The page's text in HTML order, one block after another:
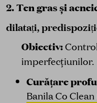
2. Ten gras și
dilatați,
Obiectiv:
imperfecțiunilor.
Curățare
Banila Co